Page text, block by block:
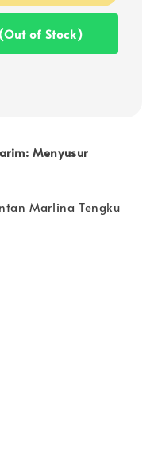
of Stock)
Menyusur
Marlina Tengku